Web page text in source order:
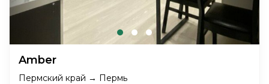
Amber
Пермский край → Пермь